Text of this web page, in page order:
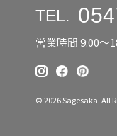
TEL.
営業時間 9:00〜
© 2026 Sagesaka. All